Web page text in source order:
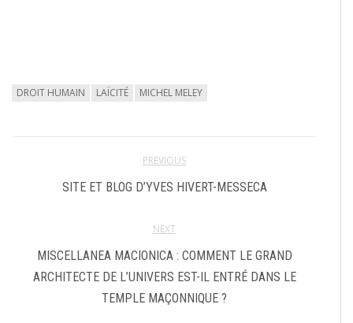
DROIT HUMAIN LAÏCITÉ MICHEL MELEY
PREVIOUS
SITE ET BLOG D’YVES HIVERT-MESSECA
NEXT
MISCELLANEA MACIONICA : COMMENT LE GRAND
ARCHITECTE DE L’UNIVERS EST-IL ENTRÉ DANS LE
TEMPLE MAÇONNIQUE ?